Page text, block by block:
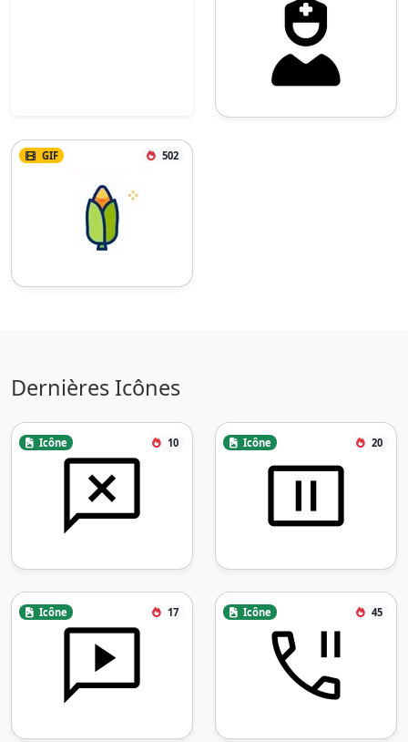
GIF 502
Dernières Icônes
Icône 10 Icône 20
Icône 17 Icône 45